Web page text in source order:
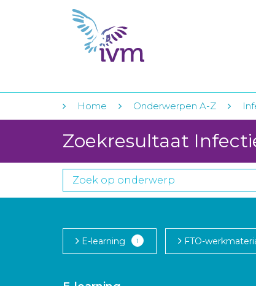
Home Onderwerpen A-Z
Zoekresultaat
E-learning 1 FTO-